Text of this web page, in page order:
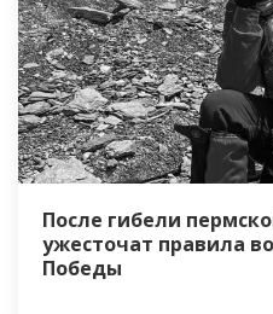
После гибели
ужесточат правила
Победы